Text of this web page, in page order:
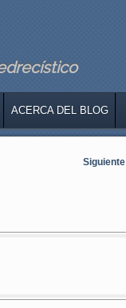
ACERCA DEL BLOG
Siguiente